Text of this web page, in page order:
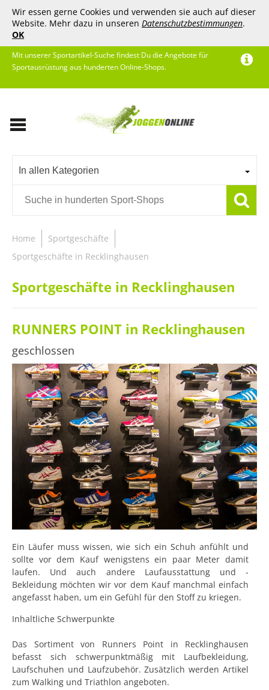
Wir essen gerne Cookies und verwenden sie auch auf dieser
Website. Mehr dazu in unseren Datenschutzbestimmungen.
OK
Mit unserer Sportartikel-Suche findest Du die Angebote für
Sportausrüstung aus hunderten Online-Shops.
In allen Kategorien
Home
Sportgeschäfte
Sportgeschäfte in Recklinghausen
Sportgeschäfte in Recklinghausen
RUNNERS POINT in Recklinghausen
geschlossen
Ein Läufer muss wissen, wie sich ein Schuh anfühlt und
sollte vor dem Kauf wenigstens ein paar Meter damit
laufen. Und auch andere Laufausstattung und -
Bekleidung möchten wir vor dem Kauf manchmal einfach
angefasst haben, um ein Gefühl für den Stoff zu kriegen.
Inhaltliche Schwerpunkte
Das Sortiment von Runners Point in Recklinghausen
befasst sich schwerpunktmäßig mit Laufbekleidung,
Laufschuhen und Laufzubehör. Zusätzlich werden Artikel
zum Walking und Triathlon angeboten.